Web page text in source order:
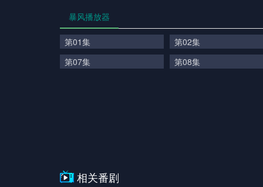
暴风播放器
第01集
第02集
第07集
第08集
相关番剧